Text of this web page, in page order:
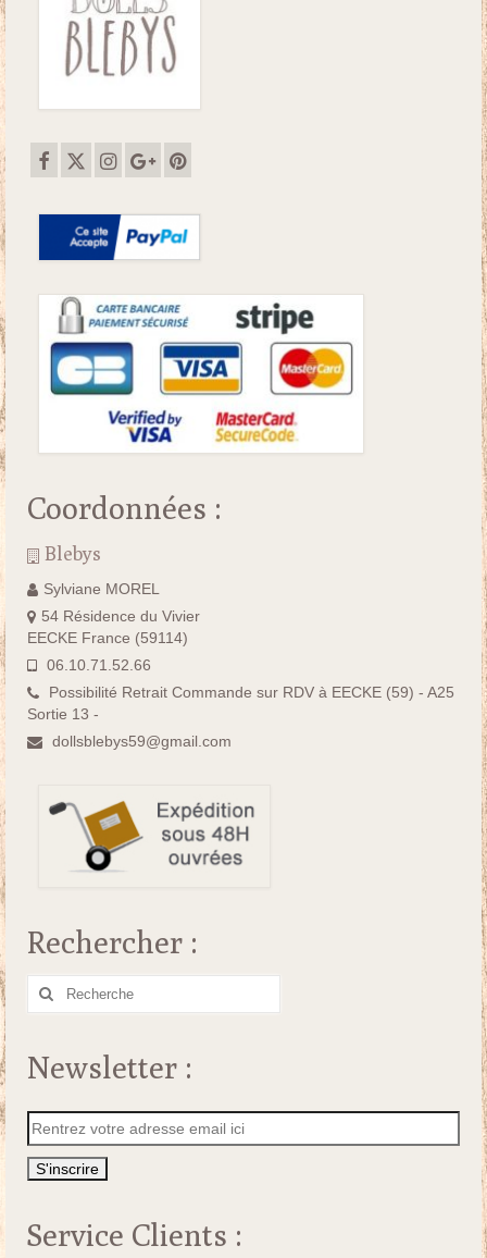
Coordonnées :
Blebys
Sylviane MOREL
54 Résidence du Vivier
EECKE France (59114)
06.10.71.52.66
Possibilité Retrait Commande sur RDV à EECKE (59) - A25
Sortie 13 -
dollsblebys59@gmail.com
Rechercher :
Rechercher
Newsletter :
Service Clients :